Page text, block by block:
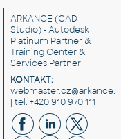
ARKANCE (CAD
Studio) - Autodesk
Platinum Partner &
Training Center &
Services Partner
KONTAKT:
| tel. +420 910 970 111